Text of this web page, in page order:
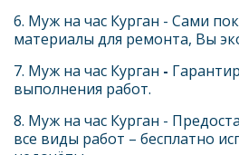
6. Муж на час Курган - Сами
материалы для ремонта, Вы
7. Муж на час Курган -
выполнения работ.
8. Муж на час Курган -
все виды работ – бесплатно